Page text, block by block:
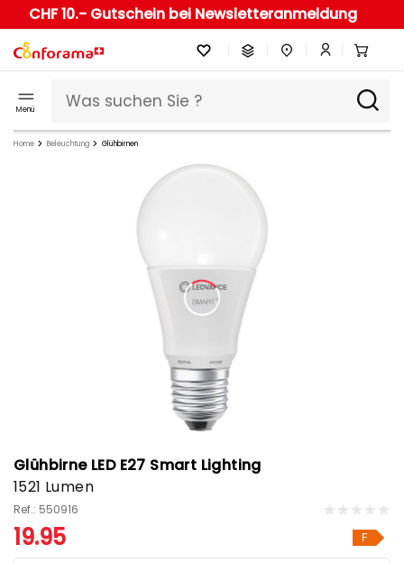
CHF 10.- Gutschein bei Newsletteranmeldung
Menü
Home Beleuchtung Glühbirnen
Glühbirne LED E27 Smart Lighting
1521 Lumen
Ref.: 550916
19.95 F